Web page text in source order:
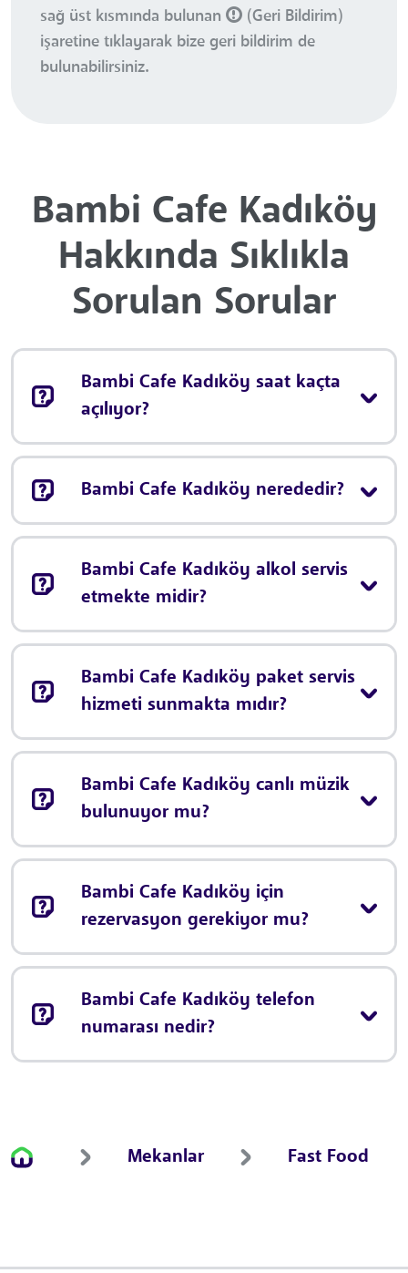
sağ üst kısmında bulunan
(Geri Bildirim)
işaretine tıklayarak bize geri bildirim de
bulunabilirsiniz.
Bambi Cafe Kadıköy
Hakkında Sıklıkla
Sorulan Sorular
Bambi Cafe Kadıköy saat kaçta
açılıyor?
Bambi Cafe Kadıköy nerededir?
Bambi Cafe Kadıköy alkol servis
etmekte midir?
Bambi Cafe Kadıköy paket servis
hizmeti sunmakta mıdır?
Bambi Cafe Kadıköy canlı müzik
bulunuyor mu?
Bambi Cafe Kadıköy için
rezervasyon gerekiyor mu?
Bambi Cafe Kadıköy telefon
numarası nedir?
Mekanlar Fast Food